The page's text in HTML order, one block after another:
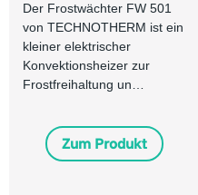
Der Frostwächter FW 501
von TECHNOTHERM ist ein
kleiner elektrischer
Konvektionsheizer zur
Frostfreihaltung un…
Zum Produkt